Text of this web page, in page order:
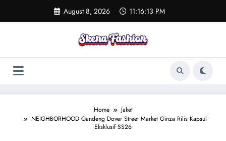
content
August 8, 2026 11:16:14 PM
Home
Jaket
NEIGHBORHOOD Gandeng Dover Street Market Ginza Rilis Kapsul
Eksklusif SS26